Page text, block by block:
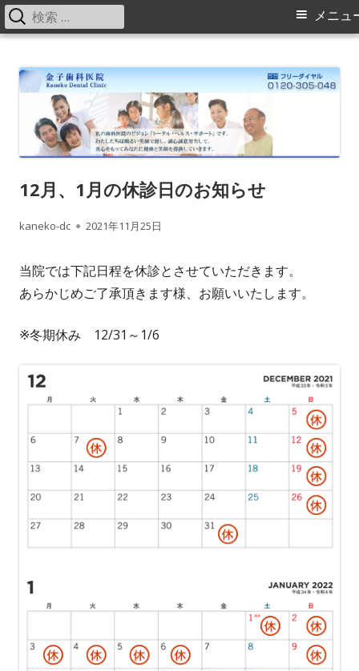
す。矯正歯科、床矯正、入れ歯（ミラクルデンチャー）に力を入れてい
ます。
メ
ン
ニ
メニュ
検
索:
12月、1月の休診日のお知らせ
作
kaneko-dc
公
2021年11月25日
当院では下記日程を休診とさせていただきます。
あらかじめご了承頂きます様、お願いいたします。
※冬期休み 12/31～1/6